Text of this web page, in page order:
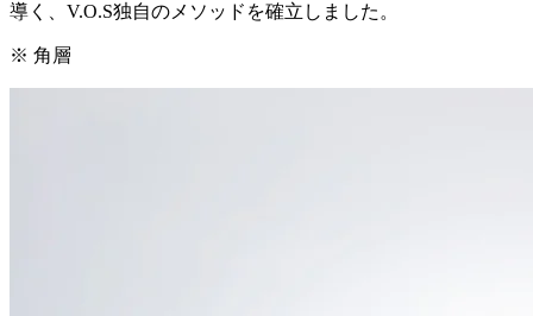
導く、V.O.S独自のメソッドを確立しました。
※ 角層